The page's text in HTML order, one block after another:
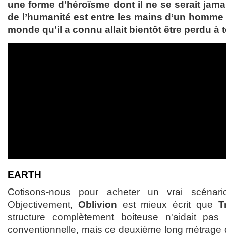
une forme d’héroïsme dont il ne se serait
de l’humanité est entre les mains d’un
monde qu’il a connu allait bientôt être perdu à
EARTH
Cotisons-nous pour acheter un vrai
Objectivement, Oblivion est mieux écrit que
structure complètement boiteuse n'aidait
conventionnelle, mais ce deuxième long